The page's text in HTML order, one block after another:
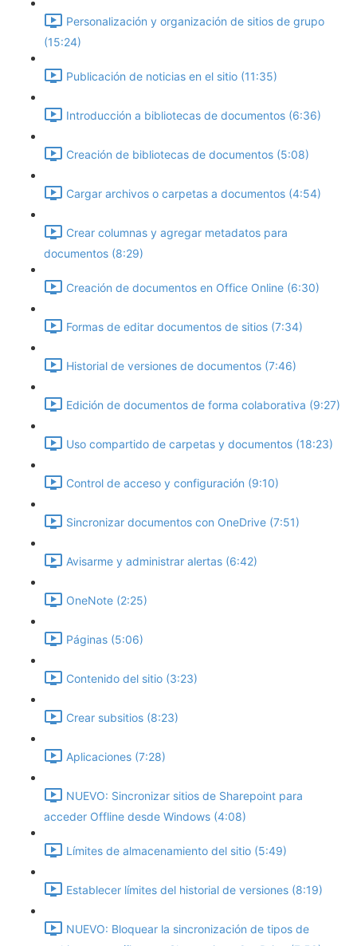
Personalización y organización de sitios de grupo
(15:24)
Publicación de noticias en el sitio (11:35)
Introducción a bibliotecas de documentos (6:36)
Creación de bibliotecas de documentos (5:08)
Cargar archivos o carpetas a documentos (4:54)
Crear columnas y agregar metadatos para
documentos (8:29)
Creación de documentos en Office Online (6:30)
Formas de editar documentos de sitios (7:34)
Historial de versiones de documentos (7:46)
Edición de documentos de forma colaborativa (9:27)
Uso compartido de carpetas y documentos (18:23)
Control de acceso y configuración (9:10)
Sincronizar documentos con OneDrive (7:51)
Avisarme y administrar alertas (6:42)
OneNote (2:25)
Páginas (5:06)
Contenido del sitio (3:23)
Crear subsitios (8:23)
Aplicaciones (7:28)
NUEVO: Sincronizar sitios de Sharepoint para
acceder Offline desde Windows (4:08)
Límites de almacenamiento del sitio (5:49)
Establecer límites del historial de versiones (8:19)
NUEVO: Bloquear la sincronización de tipos de